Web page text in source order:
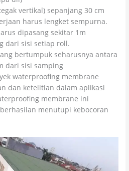
vertikal) sepanjang 30 cm
harus lengket sempurna.
dipasang sekitar 1m
dari sisi setiap roll.
bertumpuk seharusnya antara
dari sisi samping
waterproofing membrane
dan ketelitian dalam aplikasi
membrane ini
menutupi kebocoran